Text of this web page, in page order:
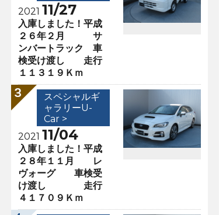
2021 11/27
入庫しました！平成
２６年２月 サ
ンバートラック 車
検受け渡し 走行
１１３１９Ｋｍ
スペシャルギ
ャラリーU-
Car >
2021 11/04
入庫しました！平成
２８年１１月 レ
ヴォーグ 車検受
け渡し 走行
４１７０９Ｋｍ